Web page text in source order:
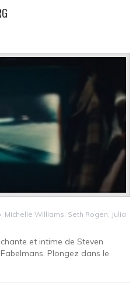
Williams, Seth Rogen, Julia
et intime de Steven
Plongez dans le